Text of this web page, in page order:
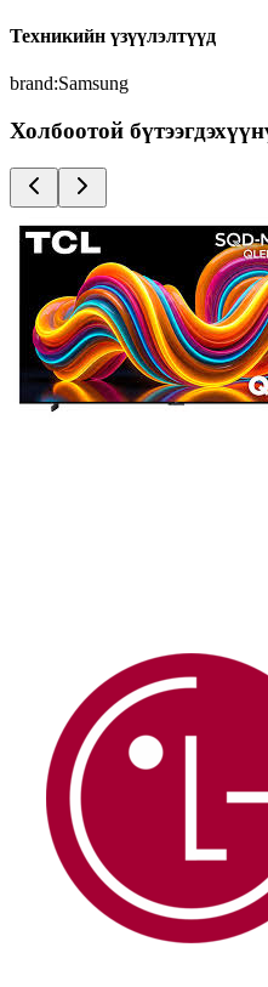
Техникийн үзүүлэлтүүд
brand:Samsung
Холбоотой